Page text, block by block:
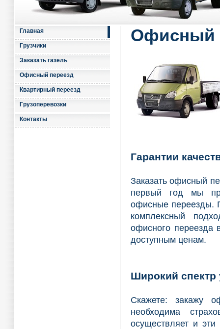
Главная
Грузчики
Заказать газель
Офисный переезд
Квартирный переезд
Грузоперевозки
Контакты
Офисный
Гарантии
Заказать офисный
первый год мы
офисные переезды.
комплексный
офисного переезда
доступным ценам.
Широкий спектр
Скажете: закажу
необходима
осуществляет и эти